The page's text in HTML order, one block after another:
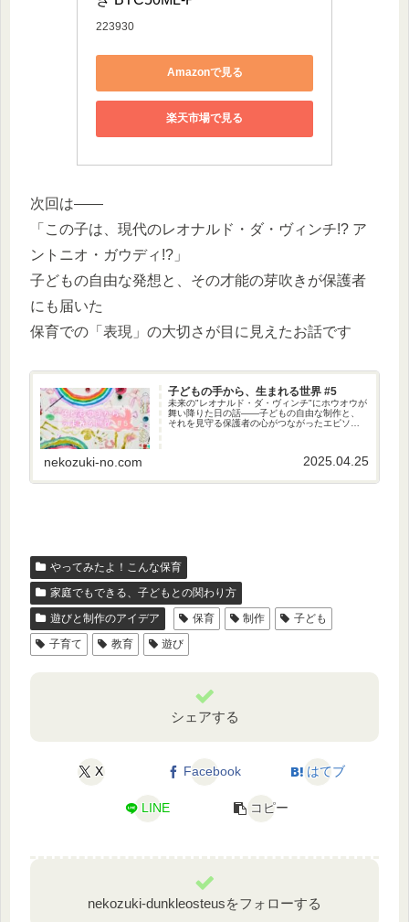
223930
Amazonで見る
楽天市場で見る
次回は――
「この子は、現代のレオナルド・ダ・ヴィンチ!? ア
ントニオ・ガウディ!?」
子どもの自由な発想と、その才能の芽吹きが保護者
にも届いた
保育での「表現」の大切さが目に見えたお話です
子どもの手から、生まれる世界 #5
未来の"レオナルド・ダ・ヴィンチ"にホウオウが
舞い降りた日の話――子どもの自由な制作と、
それを見守る保護者の心がつながったエピソー
nekozuki-no.com 2025.04.25
やってみたよ！こんな保育
家庭でもできる、子どもとの関わり方
遊びと制作のアイデア
保育 制作
子ども
子育て
教育 遊び
シェアする
X Facebook はてブ
LINE コピー
nekozuki-dunkleosteusをフォローする